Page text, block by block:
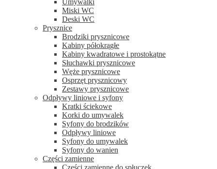
Umywalki
Miski WC
Deski WC
Prysznice
Brodziki prysznicowe
Kabiny półokrągłe
Kabiny kwadratowe i prostokątne
Słuchawki prysznicowe
Węże prysznicowe
Osprzęt prysznicowy
Zestawy prysznicowe
Odpływy liniowe i syfony
Kratki ściekowe
Korki do umywalek
Syfony do brodzików
Odpływy liniowe
Syfony do umywalek
Syfony do wanien
Części zamienne
Części zamienne do spłuczek